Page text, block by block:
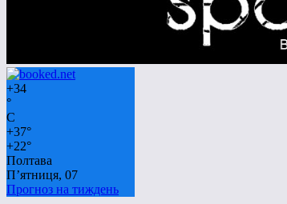
+34
°
C
+37°
+22°
Полтава
П’ятниця, 07
Прогноз на тиждень